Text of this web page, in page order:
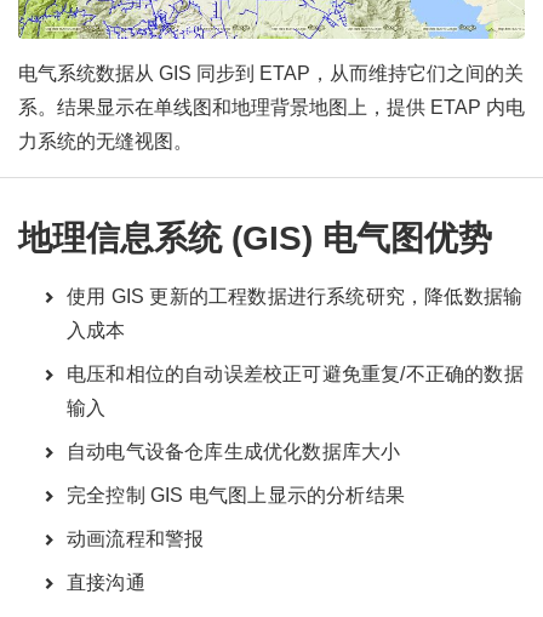
电气系统数据从 GIS 同步到 ETAP，从而维持它们之间的关
系。结果显示在单线图和地理背景地图上，提供 ETAP 内电
力系统的无缝视图。
地理信息系统 (GIS) 电气图优势
使用 GIS 更新的工程数据进行系统研究，降低数据输
入成本
电压和相位的自动误差校正可避免重复/不正确的数据
输入
自动电气设备仓库生成优化数据库大小
完全控制 GIS 电气图上显示的分析结果
动画流程和警报
直接沟通